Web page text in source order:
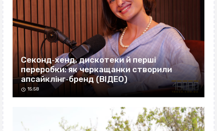
Секонд‐хенд, дискотеки й перші
переробки: як черкащанки створили
апсайклінг‐бренд (ВІДЕО)
15:58